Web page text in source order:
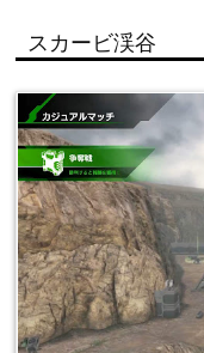
スカービ渓谷